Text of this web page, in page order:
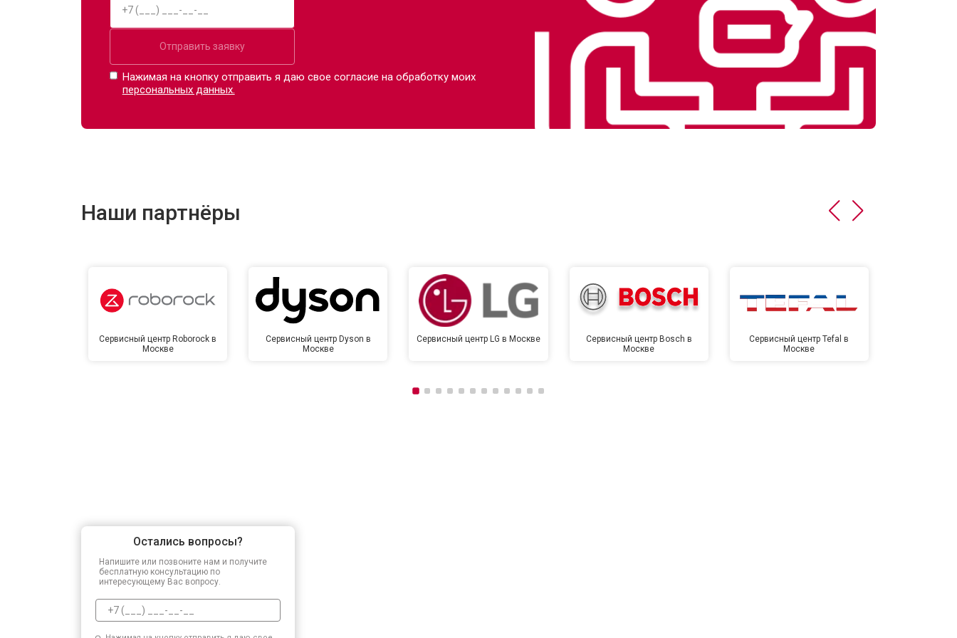
Отправить заявку
Нажимая на кнопку отправить я даю свое согласие на обработку моих
персональных данных.
Наши партнёры
Сервисный центр Roborock в
Москве
Сервисный центр Dyson в
Москве
Сервисный центр LG в Москве
Сервисный центр Bosch в
Москве
Сервисный центр Tefal в
Москве
Остались вопросы?
Напишите или позвоните нам и получите
бесплатную консультацию по
интересующему Вас вопросу.